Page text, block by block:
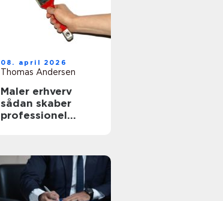
08. april 2026
Thomas Andersen
Maler erhverv
sådan skaber
professionel